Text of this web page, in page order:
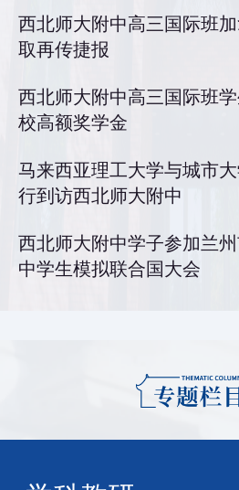
西北师大附中高三国际班
取再传捷报
西北师大附中高三国际班
校高额奖学金
马来西亚理工大学与城市
行到访西北师大附中
西北师大附中学子参加兰
中学生模拟联合国大会